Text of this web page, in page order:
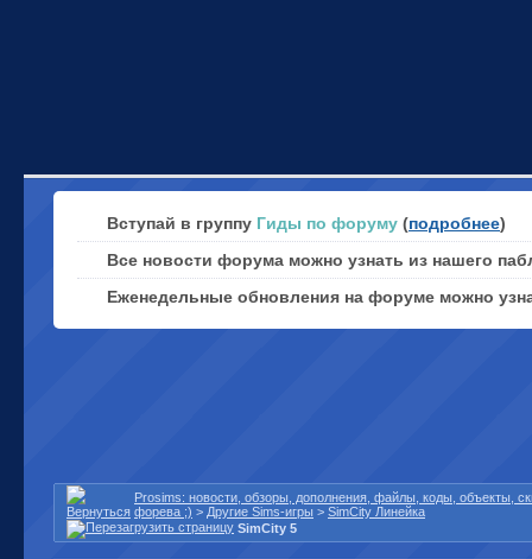
Вступай в группу Гиды по форуму (подробнее)
Все новости форума можно узнать из нашего
Еженедельные обновления на форуме можно
Prosims: новости, обзоры, дополнения, файлы, коды, объекты,
форева ;) > Другие Sims-игры > SimCity Линейка
SimCity 5